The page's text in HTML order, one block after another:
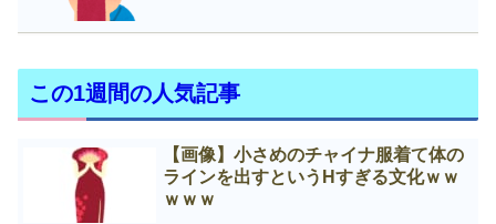
この1週間の人気記事
【画像】小さめのチャイナ服着て体の
ラインを出すというНすぎる文化ｗｗ
ｗｗｗ